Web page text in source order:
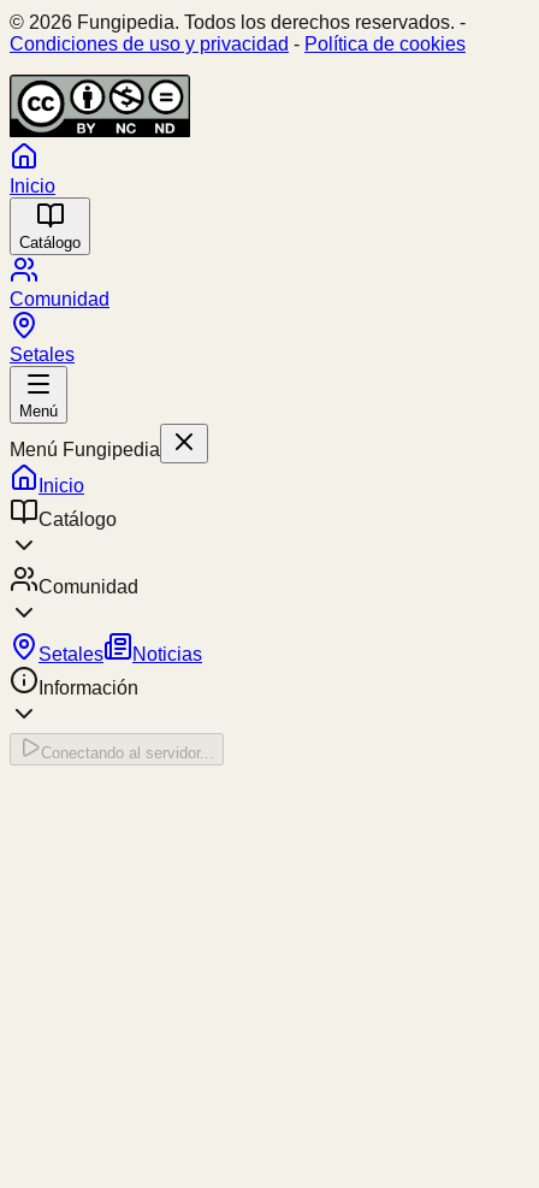
© 2026 Fungipedia. Todos los derechos reservados. -
Condiciones de uso y privacidad - Política de cookies
Inicio
Catálogo
Comunidad
Setales
Menú
Menú Fungipedia
Inicio
Catálogo
Comunidad
Setales
Noticias
Información
Conectando al servidor...